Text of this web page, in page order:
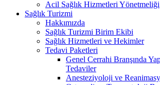
Acil Sağlık Hizmetleri Yönetmeliği
Sağlık Turizmi
Hakkımızda
Sağlık Turizmi Birim Ekibi
Sağlık Hizmetleri ve Hekimler
Tedavi Paketleri
Genel Cerrahi Branşında
Tedaviler
Anesteziyoloji ve